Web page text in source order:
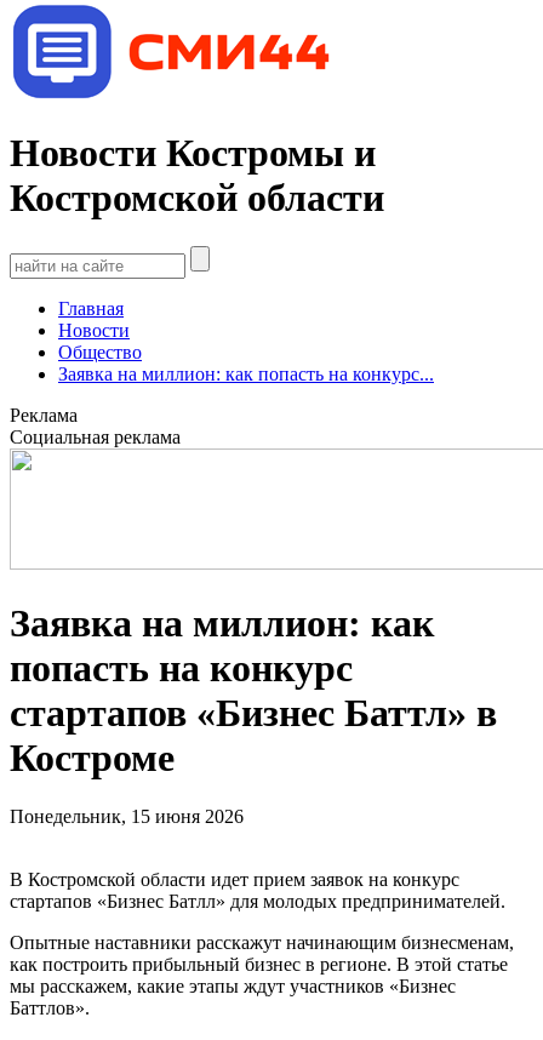
Новости Костромы и
Костромской области
Главная
Новости
Общество
Заявка на миллион: как попасть на конкурс...
Реклама
Социальная реклама
Заявка на миллион: как
попасть на конкурс
стартапов «Бизнес Баттл» в
Костроме
Понедельник, 15 июня 2026
В Костромской области идет прием заявок на конкурс
стартапов «Бизнес Батлл» для молодых предпринимателей.
Опытные наставники расскажут начинающим бизнесменам,
как построить прибыльный бизнес в регионе. В этой статье
мы расскажем, какие этапы ждут участников «Бизнес
Баттлов».